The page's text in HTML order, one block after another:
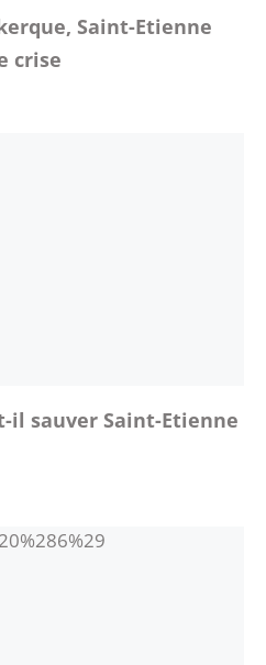
Saint-Etienne
crise
il sauver Saint-Etienne